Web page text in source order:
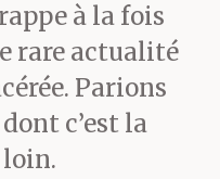
faire
à la fois
rare actualité
Parions
c’est la